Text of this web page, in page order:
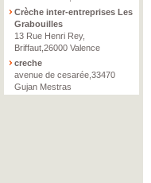
Crèche inter-entreprises Les
Grabouilles
13 Rue Henri Rey,
Briffaut,26000 Valence
creche
avenue de cesarée,33470
Gujan Mestras